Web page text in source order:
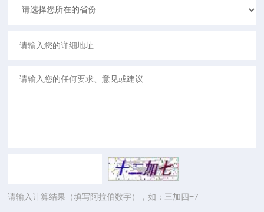
请输入计算结果（填写阿拉伯数字），如：三加四=7